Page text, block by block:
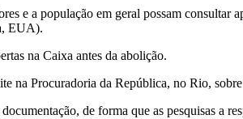
e a população em geral possam consultar
EUA).
na Caixa antes da abolição.
na Procuradoria da República, no Rio,
de forma que as pesquisas a